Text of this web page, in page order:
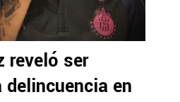
reveló ser
en